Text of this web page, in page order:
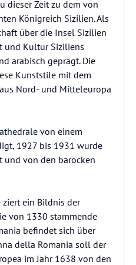
dieser Zeit zu dem von
Königreich Sizilien. Als
über die Insel Sizilien
und Kultur Siziliens
arabisch geprägt. Die
Kunststile mit dem
Nord- und Mitteleuropa
von einem
1927 bis 1931 wurde
und von den barocken
ziert ein Bildnis der
von 1330 stammende
befindet sich über
della Romania soll der
im Jahr 1638 von den